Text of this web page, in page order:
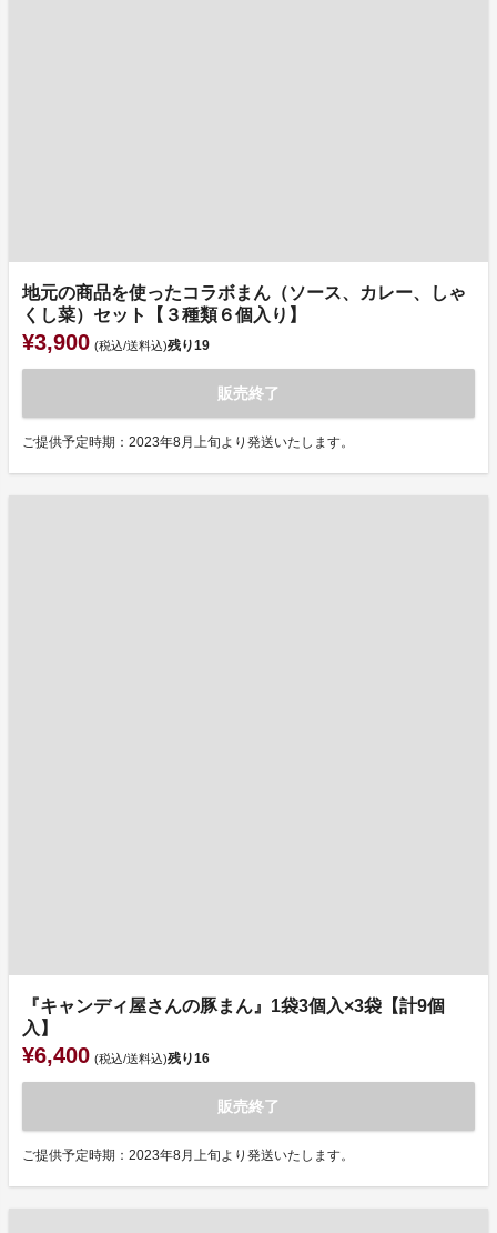
地元の商品を使ったコラボまん（ソース、カレー、しゃ
くし菜）セット【３種類６個入り】
¥3,900 (税込/送料込)残り19
販売終了
ご提供予定時期：2023年8月上旬より発送いたします。
『キャンディ屋さんの豚まん』1袋3個入×3袋【計9個
入】
¥6,400 (税込/送料込)残り16
販売終了
ご提供予定時期：2023年8月上旬より発送いたします。